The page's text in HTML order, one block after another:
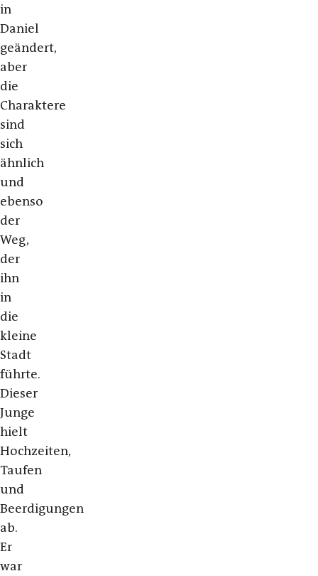
in
Daniel
geändert,
aber
die
Charaktere
sind
sich
ähnlich
und
ebenso
der
Weg,
der
ihn
in
die
kleine
Stadt
führte.
Dieser
Junge
hielt
Hochzeiten,
Taufen
und
Beerdigungen
ab.
Er
war